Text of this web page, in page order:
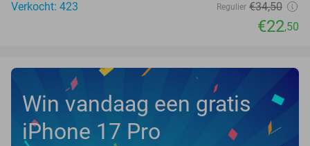
Verkocht: 423 Regulier €34,50
€22,50
Win vandaag een gratis
iPhone 17 Pro